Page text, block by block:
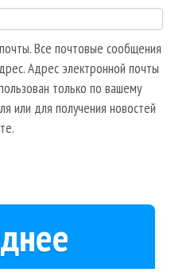
Все почтовые сообщения
Адрес электронной почты
только по вашему
или для получения новостей